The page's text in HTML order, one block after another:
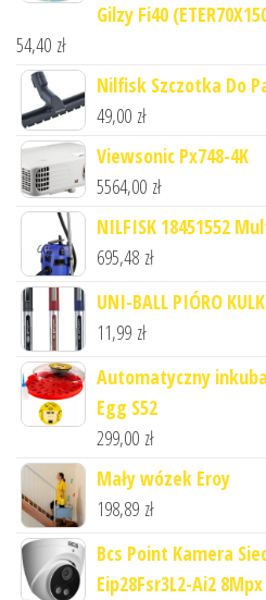
Gilzy Fi40
54,40 zł
Nilfisk Szczotka Do
49,00 zł
Viewsonic Px748-4K
5564,00 zł
NILFISK 18451552
695,48 zł
UNI-BALL PIÓRO
11,99 zł
Automatyczny
Egg S52
299,00 zł
Mały wózek Eroy
198,89 zł
Bcs Point Kamera
Eip28Fsr3L2-Ai2 8Mpx